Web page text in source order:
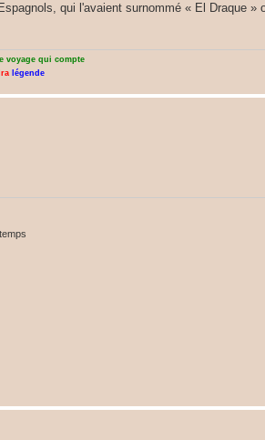
qui l'avaient surnommé « El Draque »
voyage qui compte
légende